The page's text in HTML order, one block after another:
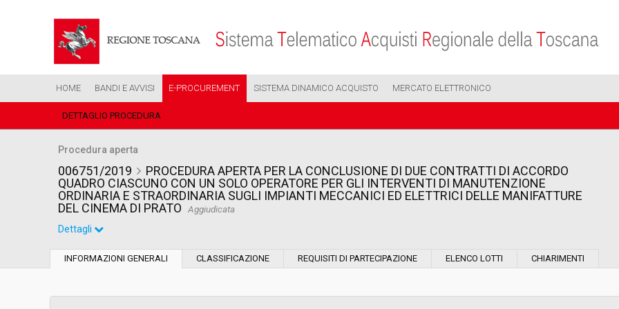
HOME BANDI E AVVISI E-PROCUREMENT SISTEMA DINAMICO ACQUISTO MERCATO ELETTRONICO
DETTAGLIO PROCEDURA
Procedura aperta
006751/2019
PROCEDURA APERTA PER LA CONCLUSIONE DI DUE CONTRATTI DI ACCORDO
QUADRO CIASCUNO CON UN SOLO OPERATORE PER GLI INTERVENTI DI MANUTENZIONE
ORDINARIA E STRAORDINARIA SUGLI IMPIANTI MECCANICI ED ELETTRICI DELLE MANIFATTURE
DEL CINEMA DI PRATO
Aggiudicata
Dettagli
INFORMAZIONI GENERALI CLASSIFICAZIONE REQUISITI DI PARTECIPAZIONE ELENCO LOTTI CHIARIMENTI